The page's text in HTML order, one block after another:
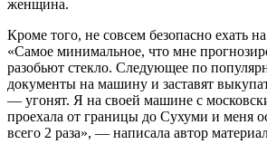
женщина.
Кроме того, не совсем безопасно ехать
«Самое минимальное, что мне
разобьют стекло. Следующее по
документы на машину и заставят
— угонят. Я на своей машине с
проехала от границы до Сухуми и меня
всего 2 раза», — написала автор